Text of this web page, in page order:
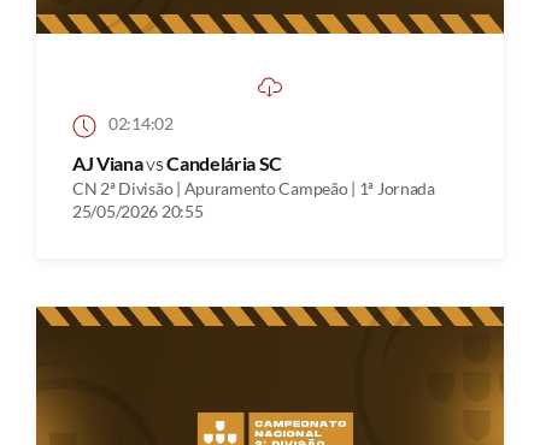
02:14:02
AJ VianavsCandelária SC
CN 2ª Divisão | Apuramento Campeão | 1ª Jornada
25/05/2026 20:55